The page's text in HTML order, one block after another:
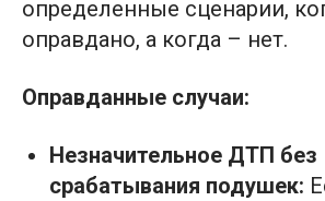
определенные сценарии,
оправдано, а когда – нет.
Оправданные случаи:
Незначительное ДТП без
срабатывания подушек: